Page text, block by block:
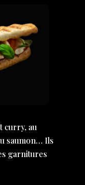
curry, au
saumon… Ils
garnitures